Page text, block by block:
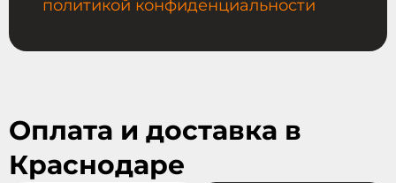
политикой конфиденциальности
Оплата и доставка в
Краснодаре